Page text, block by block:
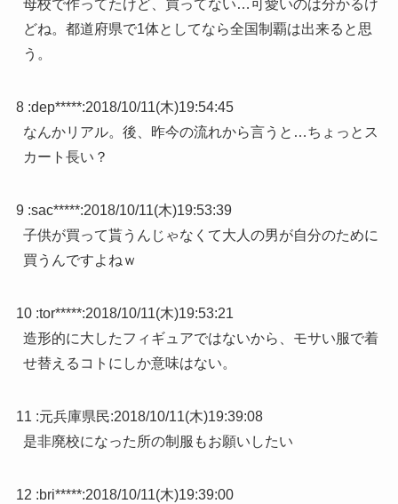
母校で作ってたけど、買ってない…可愛いのは分かるけ
どね。都道府県で1体としてなら全国制覇は出来ると思
う。
8 :dep*****:2018/10/11(木)19:54:45
なんかリアル。後、昨今の流れから言うと…ちょっとス
カート長い？
9 :sac*****:2018/10/11(木)19:53:39
子供が買って貰うんじゃなくて大人の男が自分のために
買うんですよねｗ
10 :tor*****:2018/10/11(木)19:53:21
造形的に大したフィギュアではないから、モサい服で着
せ替えるコトにしか意味はない。
11 :元兵庫県民:2018/10/11(木)19:39:08
是非廃校になった所の制服もお願いしたい
12 :bri*****:2018/10/11(木)19:39:00